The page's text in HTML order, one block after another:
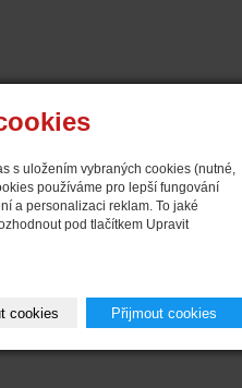
s uložením vybraných cookies (nutné,
používáme pro lepší fungování
a personalizaci reklam. To jaké
pod tlačítkem Upravit
cookies Přijmout cookies